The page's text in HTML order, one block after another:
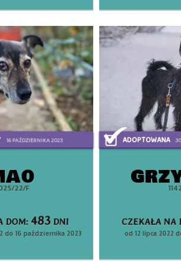
16 PAŹDZIERNIKA 2023
22/F
DOM: 483DNI
do 16 października 2023
ADOPTOWANA
CZEKAŁA NA
od 12 lipca 2022